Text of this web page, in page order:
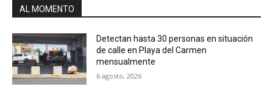
AL MOMENTO
Detectan hasta 30 personas en situación
de calle en Playa del Carmen
mensualmente
6 agosto, 2026